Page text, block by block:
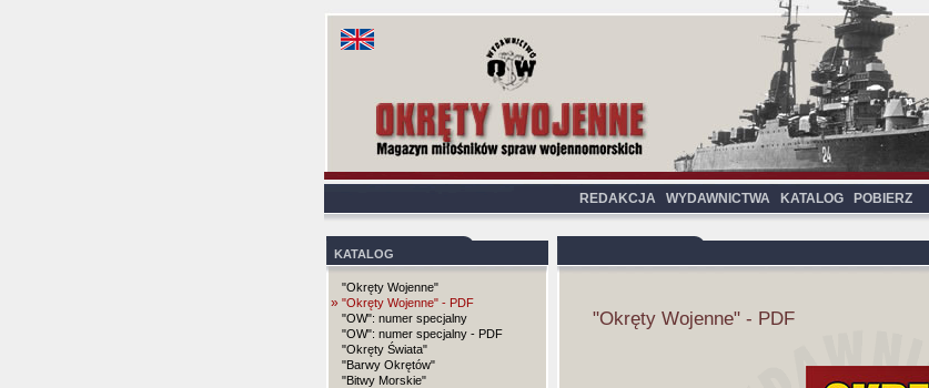
REDAKCJA WYDAWNICTWA KATALOG POBIERZ
KATALOG
"Okręty Wojenne"
» "Okręty Wojenne" - PDF
"OW": numer specjalny
"OW": numer specjalny - PDF
"Okręty Świata"
"Barwy Okrętów"
"Bitwy Morskie"
"Okręty Wojenne" - PDF